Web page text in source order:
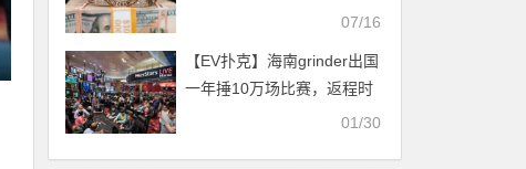
07/16
【EV扑克】海南grinder出国
一年捶10万场比赛，返程时
01/30